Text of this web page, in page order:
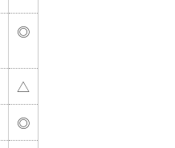
◎
△
◎